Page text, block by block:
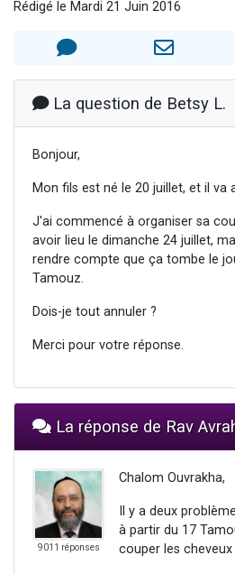
30 personnes viennent de
12 nouvelles
Rédigé le Mardi 21 Juin 2016
La question de Betsy L.
Bonjour,
Mon fils est né le 20 juillet, et il va
J'ai commencé à organiser sa
avoir lieu le dimanche 24 juillet,
rendre compte que ça tombe le
Tamouz.
Dois-je tout annuler ?
Merci pour votre réponse.
La réponse de Rav
9011 réponses
Chalom Ouvrakha,
Il y a deux
à partir du 17
couper les